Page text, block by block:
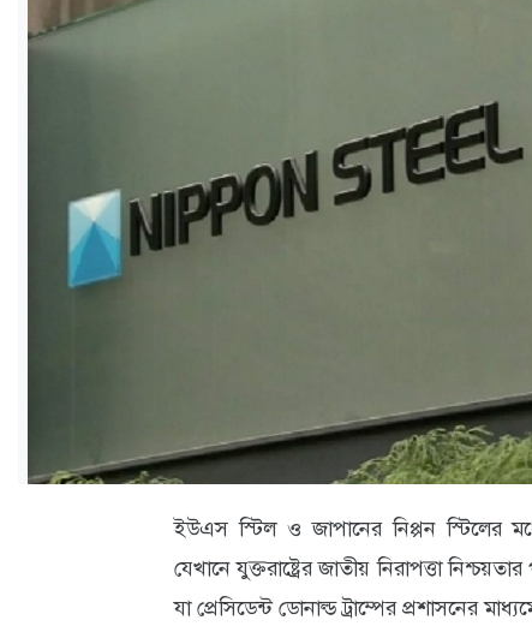
ক্যাম্পাস
আজকের
লাইফস্টাইল
ইউএস স্টিল ও জাপানের নিপ্পন স্টিলের
যেখানে যুক্তরাষ্ট্রের জাতীয় নিরাপত্তা
যা প্রেসিডেন্ট ডোনাল্ড ট্রাম্পের প্রশাসনের